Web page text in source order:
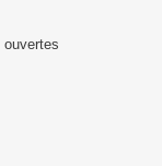
ouvertes